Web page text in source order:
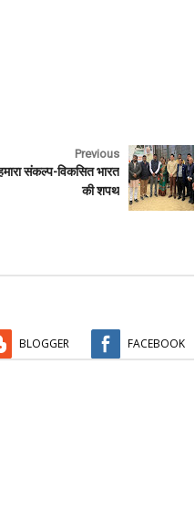
Previous
संकल्प-विकसित भारत
की शपथ
BLOGGER FACEBOOK